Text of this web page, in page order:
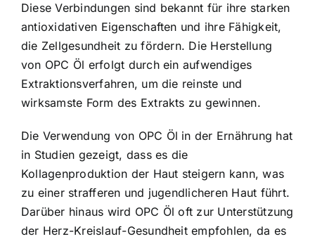
Diese Verbindungen sind bekannt für ihre starken
antioxidativen Eigenschaften und ihre Fähigkeit,
die Zellgesundheit zu fördern. Die Herstellung
von OPC Öl erfolgt durch ein aufwendiges
Extraktionsverfahren, um die reinste und
wirksamste Form des Extrakts zu gewinnen.
Die Verwendung von OPC Öl in der Ernährung hat
in Studien gezeigt, dass es die
Kollagenproduktion der Haut steigern kann, was
zu einer strafferen und jugendlicheren Haut führt.
Darüber hinaus wird OPC Öl oft zur Unterstützung
der Herz-Kreislauf-Gesundheit empfohlen, da es